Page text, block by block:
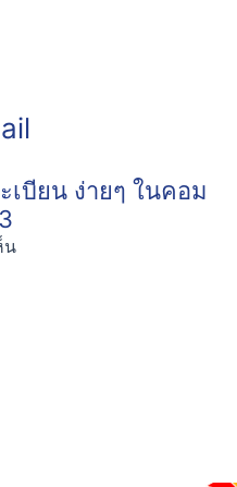
เบียน ง่ายๆ ในคอม
น